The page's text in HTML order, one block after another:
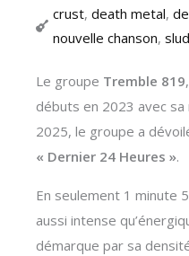
crust, death metal,
nouvelle chanson,
Le groupe Tremble 819
débuts en 2023 avec
2025, le groupe a
« Dernier 24 Heures ».
En seulement 1 minute
aussi intense
démarque par sa